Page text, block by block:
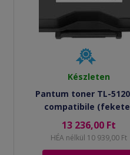
Készleten
Pantum toner TL-
compatibile
13 236,00 Ft
HÉA nélkül 10 939,00 Ft